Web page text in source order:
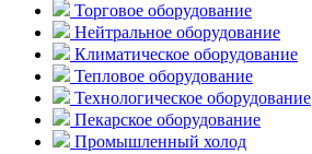
Торговое оборудование
Нейтральное оборудование
Климатическое оборудование
Тепловое оборудование
Технологическое оборудование
Пекарское оборудование
Промышленный холод